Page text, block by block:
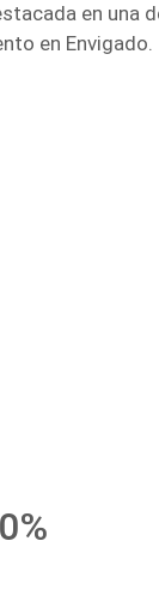
en una
en Envigado.